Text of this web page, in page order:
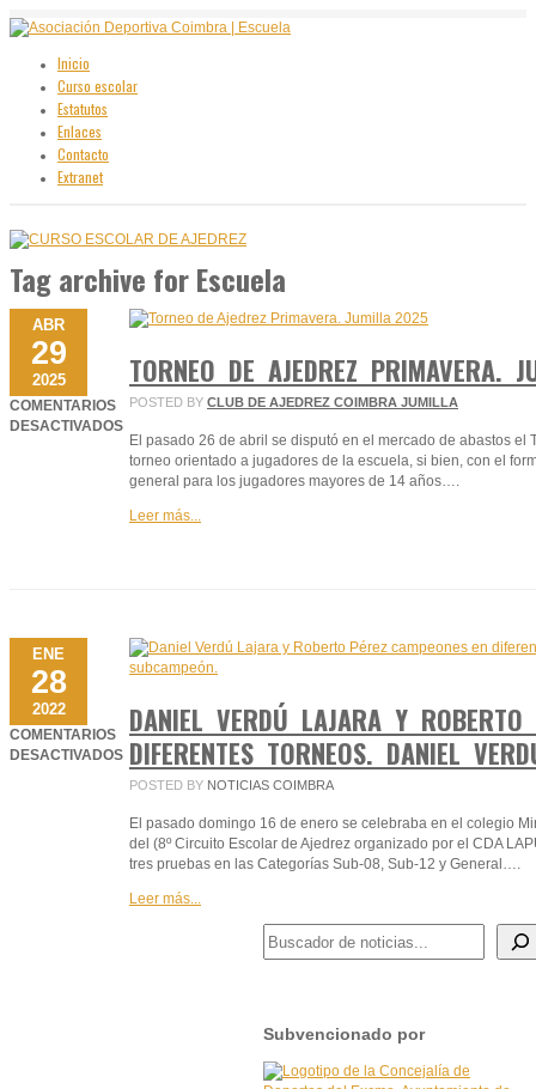
Inicio
Curso escolar
Estatutos
Enlaces
Contacto
Extranet
Tag archive for Escuela
ABR
29
2025
COMENTARIOS
DESACTIVADOS
PRIMAVERA.
TORNEO DE AJEDREZ PRIMAVERA.
POSTED BY CLUB DE AJEDREZ COIMBRA JUMILLA
El pasado 26 de abril se disputó en el mercado de abastos el
torneo orientado a jugadores de la escuela, si bien, con el
general para los jugadores mayores de 14 años….
Leer más...
ENE
28
2022
COMENTARIOS
DESACTIVADOS
DANIEL VERDÚ LAJARA Y ROBERTO
DIFERENTES TORNEOS. DANIEL
POSTED BY NOTICIAS COIMBRA
El pasado domingo 16 de enero se celebraba en el colegio
del (8º Circuito Escolar de Ajedrez organizado por el CDA
tres pruebas en las Categorías Sub-08, Sub-12 y General….
Leer más...
BUSCADOR DE NOTICIAS
Subvencionado por